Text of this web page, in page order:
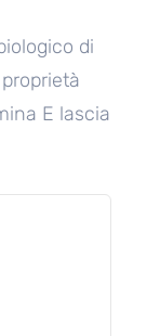
di
E lascia